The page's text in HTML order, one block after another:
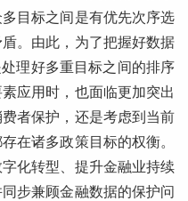
目标之间是有优先次序选
。由此，为了把握好数据
理好多重目标之间的排序
应用时，也面临更加突出
者保护，还是考虑到当前
在诸多政策目标的权衡。
化转型、提升金融业持续
步兼顾金融数据的保护问